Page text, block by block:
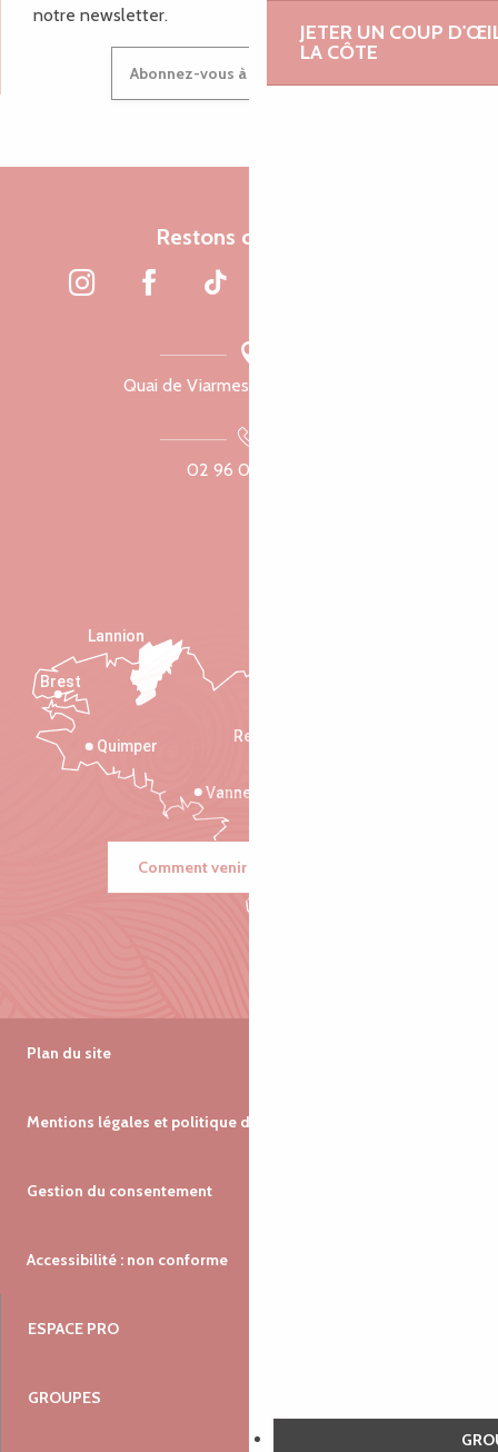
JETER UN COUP
LA CÔTE
notre newsletter.
Abonnez-vous à notre newsletter
Restons connectés
Quai de Viarmes, 22300 Lannion
02 96 05 60 70
Rennes
Vannes
Quimper
Lannion
Brest
Comment venir ?
Plan du site
Mentions légales et politique de confidentialité
Gestion du consentement
Accessibilité : non conforme
ESPACE PRO
GROUPES